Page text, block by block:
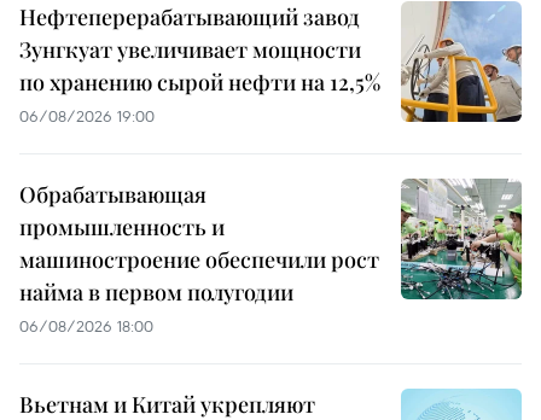
Нефтеперерабатывающий завод
Зунгкуат увеличивает мощности
по хранению сырой нефти на 12,5%
06/08/2026 19:00
Обрабатывающая
промышленность и
машиностроение обеспечили рост
найма в первом полугодии
06/08/2026 18:00
Вьетнам и Китай укрепляют